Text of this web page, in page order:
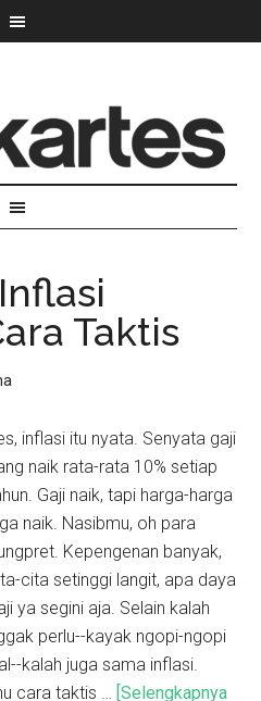
Taktis
inflasi itu nyata. Senyata gaji
naik rata-rata 10% setiap
Gaji naik, tapi harga-harga
naik. Nasibmu, oh para
Kepengenan banyak,
cita setinggi langit, apa daya
ya segini aja. Selain kalah
perlu--kayak ngopi-ngopi
kalah juga sama inflasi.
cara taktis … [Selengkapnya